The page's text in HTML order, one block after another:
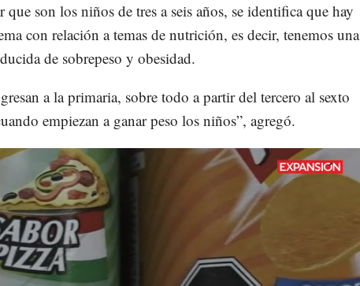
que son los niños de tres a seis años, se identifica que hay
con relación a temas de nutrición, es decir, tenemos una
de sobrepeso y obesidad.
a la primaria, sobre todo a partir del tercero al sexto
empiezan a ganar peso los niños”, agregó.